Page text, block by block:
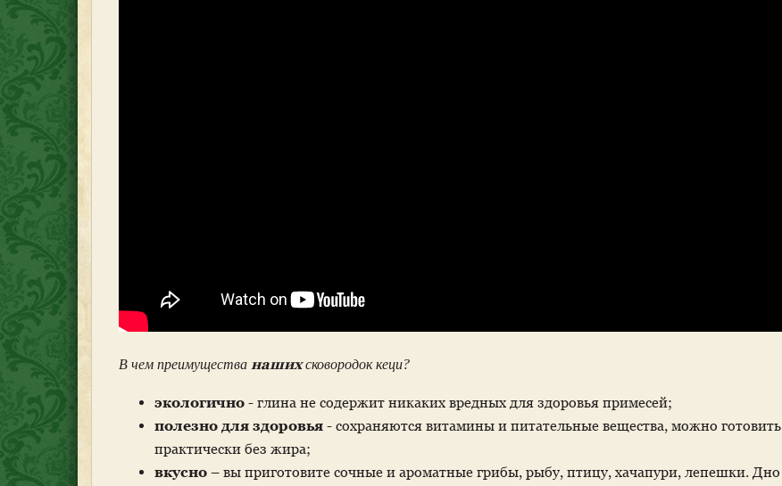
В чем преимущества нашихсковородок кеци?
экологично - глина не содержит никаких вредных для здоровья примесей;
полезно для здоровья - сохраняются витамины и питательные вещества, можно готовить
практически без жира;
вкусно – вы приготовите сочные и ароматные грибы, рыбу, птицу, хачапури, лепешки. Дно